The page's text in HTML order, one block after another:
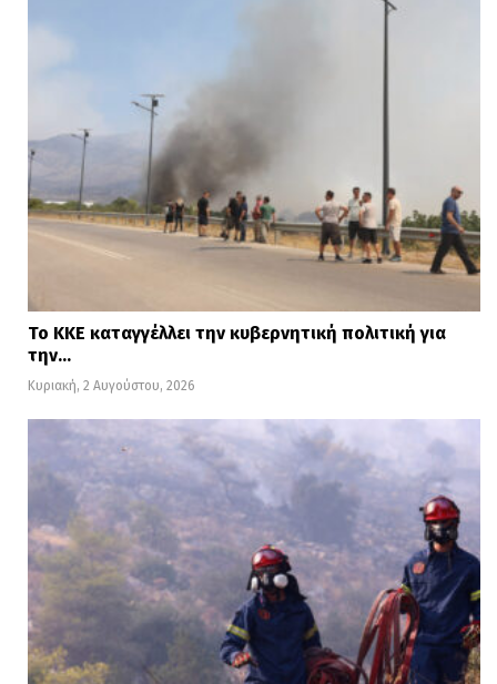
Το ΚΚΕ καταγγέλλει την κυβερνητική πολιτική για
την…
Κυριακή, 2 Αυγούστου, 2026